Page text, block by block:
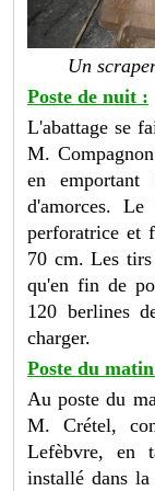
Un
Poste de nuit :
L'abattage se
M.
en
d'amorces.
perforatrice et
70 cm. Les
qu'en fin de
120 berlines
charger.
Poste du
Au poste du
M. Crétel,
Lefèbvre, en
installé dans